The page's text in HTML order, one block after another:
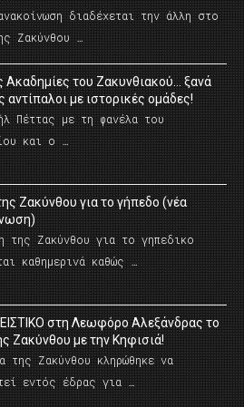
διαδέχεται την άλλη στο
Ζακύνθου …
Ακαδημίες του Ζακυνθιακού… ξανά
αντίπαλοι με ιστορικές ομάδες!
Πέττας με τη φανέλα του
και ο …
Ζακύνθου για το γήπεδο (νέα
της Ζακύνθου για το γηπεδικο
καθημερινά καθώς …
στη Λεωφόρο Αλεξάνδρας το
Ζακύνθου με την Κηφισιά!
της Ζακύνθου κληρώθηκε να
εντός έδρας για …